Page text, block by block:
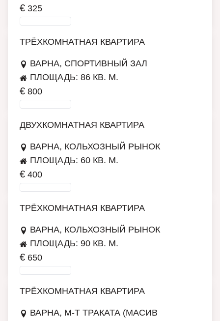
€ 325
ТРЁХКОМНАТНАЯ КВАРТИРА
ВАРНА, СПОРТИВНЫЙ ЗАЛ
ПЛОЩАДЬ: 86 КВ. М.
€ 800
ДВУХКОМНАТНАЯ КВАРТИРА
ВАРНА, КОЛЬХОЗНЫЙ РЫНОК
ПЛОЩАДЬ: 60 КВ. М.
€ 400
ТРЁХКОМНАТНАЯ КВАРТИРА
ВАРНА, КОЛЬХОЗНЫЙ РЫНОК
ПЛОЩАДЬ: 90 КВ. М.
€ 650
ТРЁХКОМНАТНАЯ КВАРТИРА
ВАРНА, М-Т ТРАКАТА (МАСИВ